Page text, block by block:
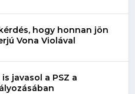
hogy honnan jön
Vona Violával
javasol a PSZ a